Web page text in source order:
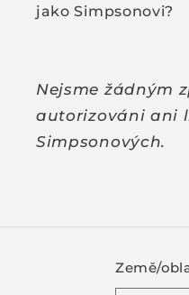
jako Simpsonovi?
Nejsme žádným
autorizováni ani
Simpsonových.
Země/